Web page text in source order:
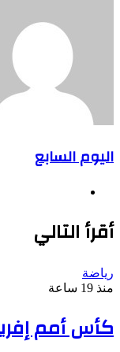
اليوم السابع
أقرأ التالي
رياضة
منذ 19 ساعة
كأس أمم